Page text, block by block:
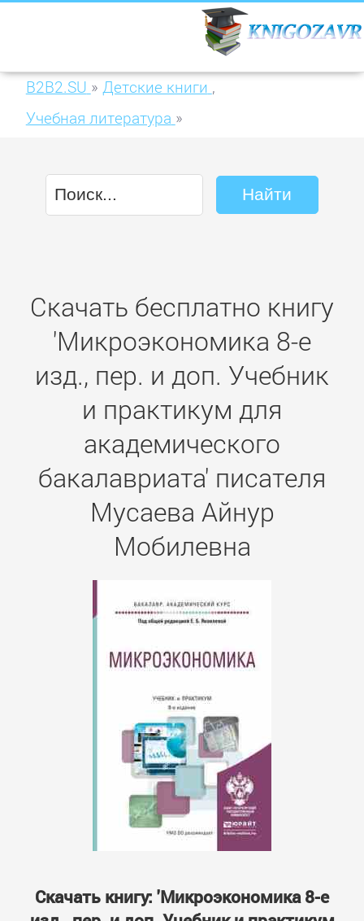
B2B2.SU » Детские книги ,
Учебная литература »
Учебник и практикум для академического
бакалавриата
Скачать бесплатно книгу
'Микроэкономика 8-е
изд., пер. и доп. Учебник
и практикум для
академического
бакалавриата' писателя
Мусаева Айнур
Мобилевна
Скачать книгу: 'Микроэкономика 8-е